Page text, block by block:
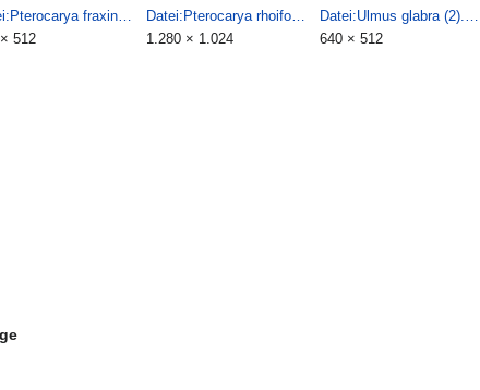
Datei:Pterocarya fraxinifolia.jpg
512
Datei:Pterocarya rhoifolia.jpg
1.280 × 1.024
Datei:Ulmus glabra (2).jpg
640 × 512